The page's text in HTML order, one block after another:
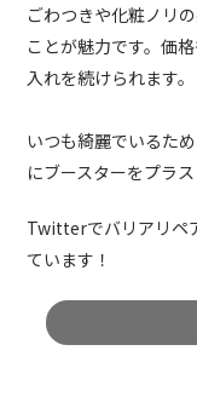
ごわつきや化粧ノリ
ことが魅力です。価
入れを続けられます。
いつも綺麗でいるた
にブースターをプラ
Twitterでバリアリペ
ています！